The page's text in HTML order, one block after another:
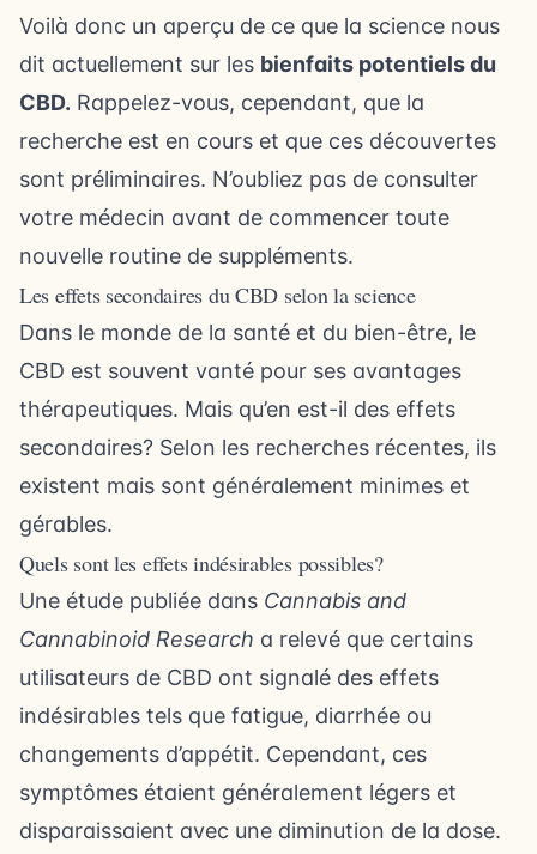
Voilà donc un aperçu de ce que la science nous
dit actuellement sur les bienfaits potentiels du
CBD. Rappelez-vous, cependant, que la
recherche est en cours et que ces découvertes
sont préliminaires. N’oubliez pas de consulter
votre médecin avant de commencer toute
nouvelle routine de suppléments.
Les effets secondaires du CBD selon la science
Dans le monde de la santé et du bien-être, le
CBD est souvent vanté pour ses avantages
thérapeutiques. Mais qu’en est-il des effets
secondaires? Selon les recherches récentes, ils
existent mais sont généralement minimes et
gérables.
Quels sont les effets indésirables possibles?
Une étude publiée dans Cannabis and
Cannabinoid Research a relevé que certains
utilisateurs de CBD ont signalé des effets
indésirables tels que fatigue, diarrhée ou
changements d’appétit. Cependant, ces
symptômes étaient généralement légers et
disparaissaient avec une diminution de la dose.